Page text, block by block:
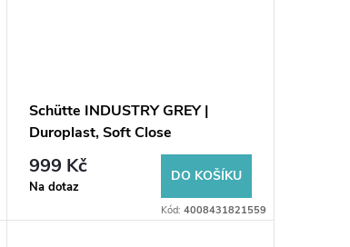
Schütte INDUSTRY GREY |
Duroplast, Soft Close
999 Kč
Na dotaz
DO KOŠÍKU
Kód: 4008431821559